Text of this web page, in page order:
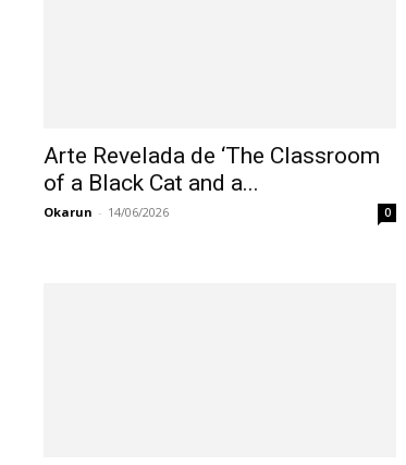
Arte Revelada de ‘The Classroom
of a Black Cat and a...
Okarun - 14/06/2026 0